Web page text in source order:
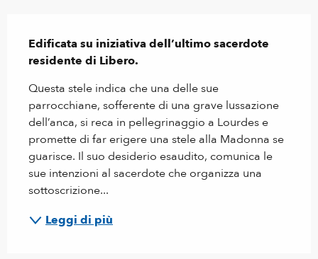
Edificata su iniziativa dell’ultimo sacerdote
residente di Libero.
Questa stele indica che una delle sue
parrocchiane, sofferente di una grave lussazione
dell’anca, si reca in pellegrinaggio a Lourdes e
promette di far erigere una stele alla Madonna se
guarisce. Il suo desiderio esaudito, comunica le
sue intenzioni al sacerdote che organizza una
sottoscrizione...
Leggi di più